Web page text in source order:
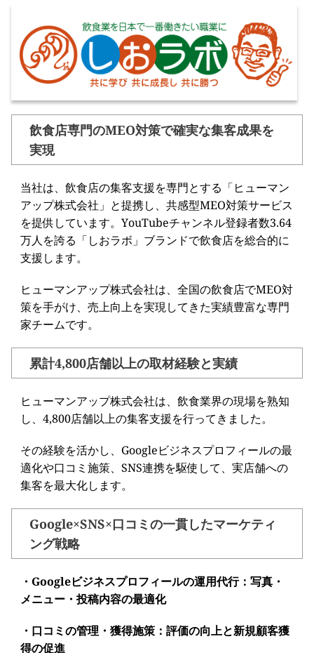
飲食店専門のMEO対策で確実な集客成果を
実現
当社は、飲食店の集客支援を専門とする「ヒューマン
アップ株式会社」と提携し、共感型MEO対策サービス
を提供しています。YouTubeチャンネル登録者数3.64
万人を誇る「しおラボ」ブランドで飲食店を総合的に
支援します。
ヒューマンアップ株式会社は、全国の飲食店でMEO対
策を手がけ、売上向上を実現してきた実績豊富な専門
家チームです。
累計4,800店舗以上の取材経験と実績
ヒューマンアップ株式会社は、飲食業界の現場を熟知
し、4,800店舗以上の集客支援を行ってきました。
その経験を活かし、Googleビジネスプロフィールの最
適化や口コミ施策、SNS連携を駆使して、実店舗への
集客を最大化します。
Google×SNS×口コミの一貫したマーケティ
ング戦略
・Googleビジネスプロフィールの運用代行：写真・
メニュー・投稿内容の最適化
・口コミの管理・獲得施策：評価の向上と新規顧客獲
得の促進